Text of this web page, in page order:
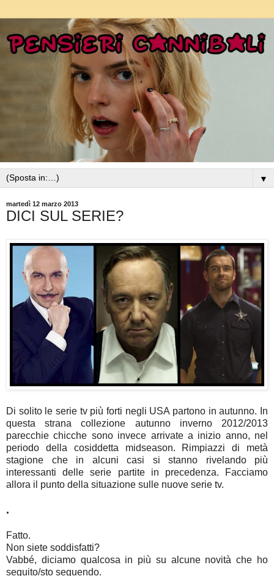
▼
martedì 12 marzo 2013
DICI SUL SERIE?
Di solito le serie tv più forti negli USA partono in autunno. In
questa strana collezione autunno inverno 2012/2013
parecchie chicche sono invece arrivate a inizio anno, nel
periodo della cosiddetta midseason. Rimpiazzi di metà
stagione che in alcuni casi si stanno rivelando più
interessanti delle serie partite in precedenza. Facciamo
allora il punto della situazione sulle nuove serie tv.
.
Fatto.
Non siete soddisfatti?
Vabbé, diciamo qualcosa in più su alcune novità che ho
seguito/sto seguendo.